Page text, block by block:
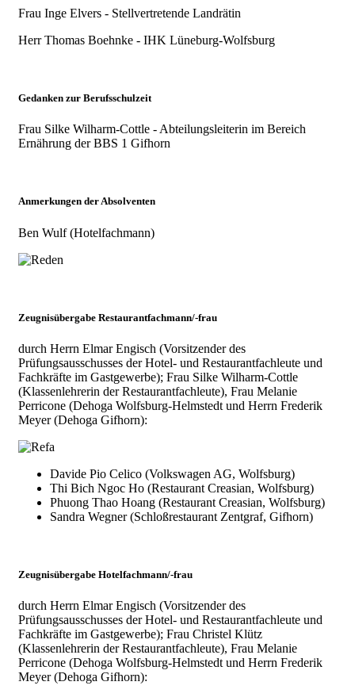
Frau Inge Elvers - Stellvertretende Landrätin
Herr Thomas Boehnke - IHK Lüneburg-Wolfsburg
Gedanken zur Berufsschulzeit
Frau Silke Wilharm-Cottle - Abteilungsleiterin im Bereich
Ernährung der BBS 1 Gifhorn
Anmerkungen der Absolventen
Ben Wulf (Hotelfachmann)
Zeugnisübergabe Restaurantfachmann/-frau
durch Herrn Elmar Engisch (Vorsitzender des
Prüfungsausschusses der Hotel- und Restaurantfachleute und
Fachkräfte im Gastgewerbe); Frau Silke Wilharm-Cottle
(Klassenlehrerin der Restaurantfachleute), Frau Melanie
Perricone (Dehoga Wolfsburg-Helmstedt und Herrn Frederik
Meyer (Dehoga Gifhorn):
Davide Pio Celico (Volkswagen AG, Wolfsburg)
Thi Bich Ngoc Ho (Restaurant Creasian, Wolfsburg)
Phuong Thao Hoang (Restaurant Creasian, Wolfsburg)
Sandra Wegner (Schloßrestaurant Zentgraf, Gifhorn)
Zeugnisübergabe Hotelfachmann/-frau
durch Herrn Elmar Engisch (Vorsitzender des
Prüfungsausschusses der Hotel- und Restaurantfachleute und
Fachkräfte im Gastgewerbe); Frau Christel Klütz
(Klassenlehrerin der Restaurantfachleute), Frau Melanie
Perricone (Dehoga Wolfsburg-Helmstedt und Herrn Frederik
Meyer (Dehoga Gifhorn):